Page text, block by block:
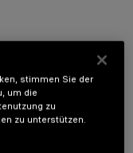
mit 5 optischen
Oval-Optiken mit
stimmen Sie der
um die
zu
zu unterstützen.